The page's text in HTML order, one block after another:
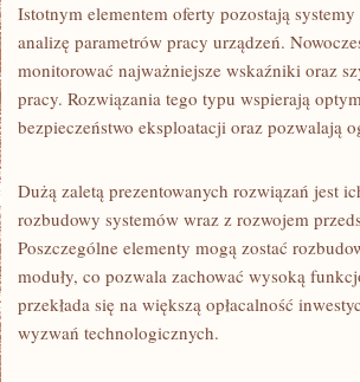
Istotnym elementem oferty pozostają
analizę parametrów pracy urządzeń.
monitorować najważniejsze wskaźniki oraz
pracy. Rozwiązania tego typu wspierają
bezpieczeństwo eksploatacji oraz pozwalają
Dużą zaletą prezentowanych rozwiązań jest
rozbudowy systemów wraz z rozwojem
Poszczególne elementy mogą zostać
moduły, co pozwala zachować wysoką
przekłada się na większą opłacalność
wyzwań technologicznych.